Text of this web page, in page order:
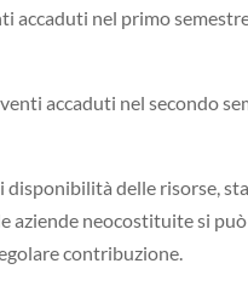
nel primo
accaduti nel secondo
delle risorse,
aziende neocostituite si
contribuzione.